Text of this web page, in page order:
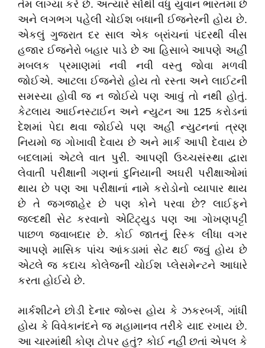
તેમ લાગ્યા કરે છે. અત્યારે સૌથી વધુ યુવાન ભારતમાં છે
અને લગભગ પહેલી ચોઈશ બધાની ઈજનેરની હોય છે.
એકલું ગુજરાત દર સાલ એક બ્રાંચનાં પંદરથી વીસ
હજાર ઈજનેરો બહાર પાડે છે આ હિસાબે આપણે અહીં
મબલક પ્રમાણમાં નવી નવી વસ્તુ જોવા મળવી
જોઈએ. આટલા ઈજનેરો હોય તો રસ્તા અને લાઈટની
સમસ્યા હોવી જ ન જોઈયે પણ આવું તો નથી હોતું.
કેટલાય આઈનસ્ટાઈન અને ન્યુટન આ 125 કરોડનાં
દેશમાં પેદા થવા જોઈયે પણ અહીં ન્યુટનનાં ત્રણ
નિયમો જ ગોખાવી દેવાય છે અને માર્ક આપી દેવાય છે
બદલામાં એટલે વાત પુરી. આપણી ઉચ્ચસંસ્થા દ્વારા
લેવાતી પરીક્ષાની ગણનાં દુનિયાની અઘરી પરીક્ષાઓમાં
થાય છે પણ આ પરીક્ષાનાં નામે કરોડોનો વ્યાપાર થાય
છે તે જગજાહેર છે પણ કોને પરવા છે? લાઈફને
જલ્દથી સેટ કરવાનો એટિટ્યુડ પણ આ ગોખણપટ્ટી
પાછળ જવાબદાર છે. કોઈ જાતનું રિસ્ક લીધા વગર
આપણે માસિક પાંચ આંકડામાં સેટ થઈ જવું હોય છે
એટલે જ કદાચ કોલેજની ચોઈશ પ્લેસમેન્ટને આધારે
કરતા હોઈયે છે.
માર્કશીટને છોડી દેનાર જોબ્સ હોય કે ઝકરબર્ગ, ગાંધી
હોય કે વિવેકાનંદને જ મહામાનવ તરીકે યાદ રખાય છે.
આ ચારમાંથી કોણ ટોપર હતું? કોઈ નહીં છતાં એપલ કે